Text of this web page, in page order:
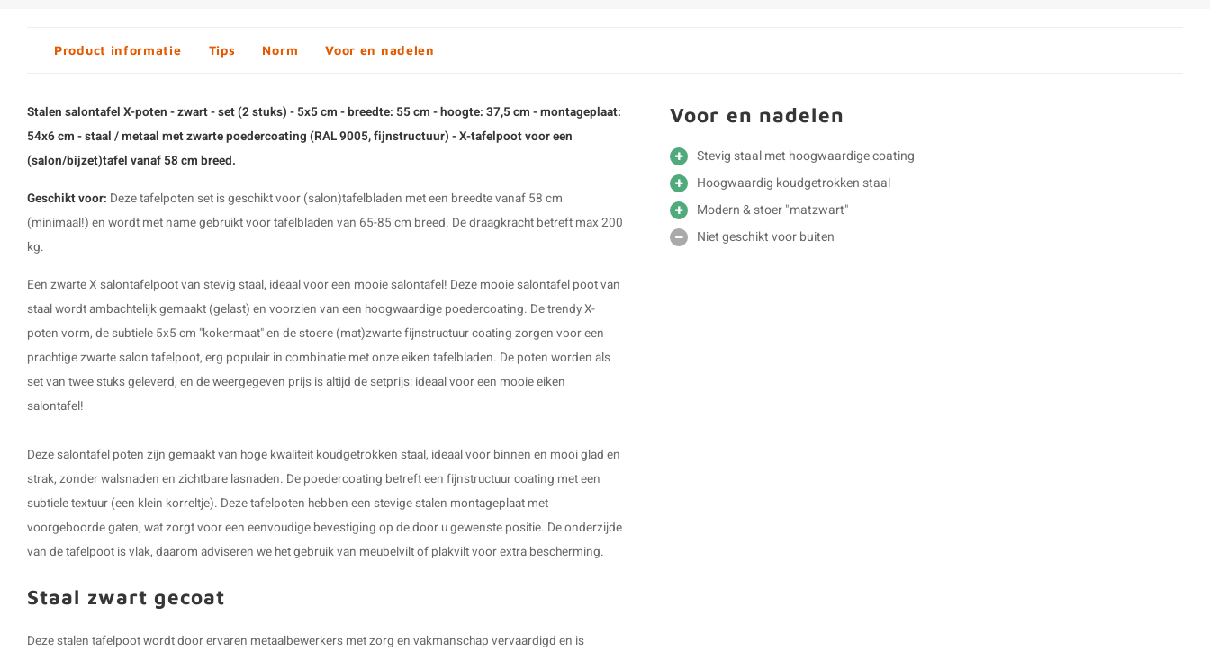
Product informatie Tips Norm Voor en nadelen
Stalen salontafel X-poten - zwart - set (2 stuks) - 5x5 cm - breedte: 55 cm - hoogte: 37,5 cm - montageplaat:
54x6 cm - staal / metaal met zwarte poedercoating (RAL 9005, fijnstructuur) - X-tafelpootvoor een
(salon/bijzet)tafel vanaf 58 cm breed.
Geschikt voor: Deze tafelpoten set is geschikt voor (salon)tafelbladen met een breedte vanaf 58 cm
(minimaal!) en wordt met name gebruikt voor tafelbladen van 65-85 cm breed. De draagkracht betreft max 200
kg.
Een zwarte X salontafelpoot van stevig staal, ideaal voor een mooie salontafel! Deze mooiesalontafel poot van
staalwordt ambachtelijk gemaakt (gelast) en voorzien van een hoogwaardige poedercoating. De trendyX-
poten vorm, de subtiele 5x5 cm "kokermaat" en de stoere (mat)zwarte fijnstructuur coating zorgen voor een
prachtige zwarte salon tafelpoot, erg populair in combinatie met onze eiken tafelbladen. De poten worden als
set van twee stuks geleverd, en de weergegeven prijs is altijd de setprijs: ideaal voor een mooieeiken
salontafel!
Dezesalontafel poten zijn gemaakt van hoge kwaliteit koudgetrokken staal, ideaal voor binnen en mooi glad en
strak, zonder walsnaden en zichtbare lasnaden. De poedercoating betreft een fijnstructuur coating met een
subtiele textuur (een klein korreltje). Deze tafelpoten hebben een stevige stalen montageplaat met
voorgeboorde gaten, wat zorgt voor een eenvoudige bevestiging op de door u gewenste positie. De onderzijde
van de tafelpoot is vlak, daarom adviseren we het gebruik van meubelvilt of plakvilt voor extra bescherming.
Staal zwart gecoat
Deze stalen tafelpoot wordt door ervaren metaalbewerkers met zorg en vakmanschap vervaardigd en is
Voor en nadelen
Stevig staal met hoogwaardige coating
Hoogwaardig koudgetrokken staal
Modern & stoer "matzwart"
Niet geschikt voor buiten